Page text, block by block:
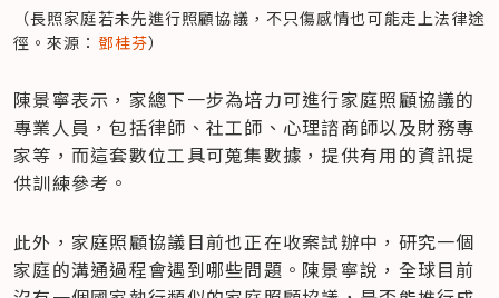
（長照家庭若未先進行照顧協議，不只傷感情也可能走上法律途
徑。來源： 鄧桂芬）
陳景寧表示，家總下一步為培力可進行家庭照顧協議的
專業人員，包括律師、社工師、心理諮商師以及財務專
家等，而這套數位工具可蒐集數據，提供有用的資訊提
供訓練參考。
此外，家庭照顧協議目前也正在收案試辦中，研究一個
家庭的溝通過程會遇到哪些問題。陳景寧說，全球目前